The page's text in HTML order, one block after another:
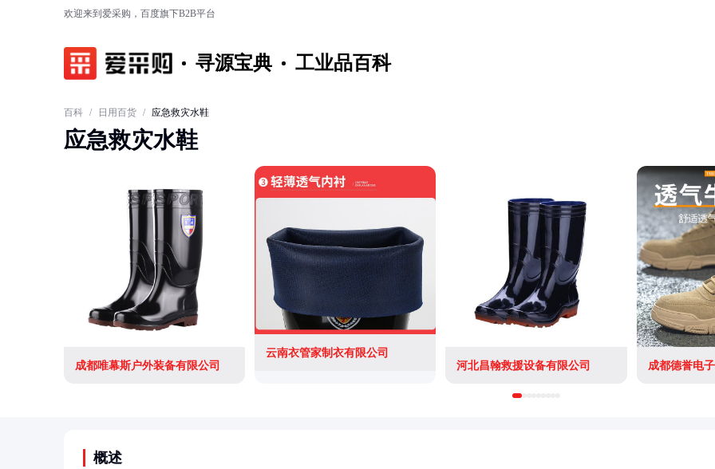
欢迎来到爱采购，百度旗下B2B平台
寻源宝典 工业品百科
百科 / 日用百货 / 应急救灾水鞋
应急救灾水鞋
成都唯幕斯户外装备有限公司
云南衣管家制衣有限公司
河北昌翰救援设备有限公司
成都德誉电
概述